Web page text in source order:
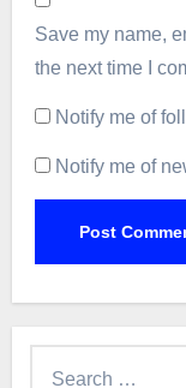
Save my name,
the next time I
Notify me of
Notify me of